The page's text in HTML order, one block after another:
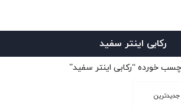
رکابی اینتر سفید
خورده “رکابی اینتر سفید”